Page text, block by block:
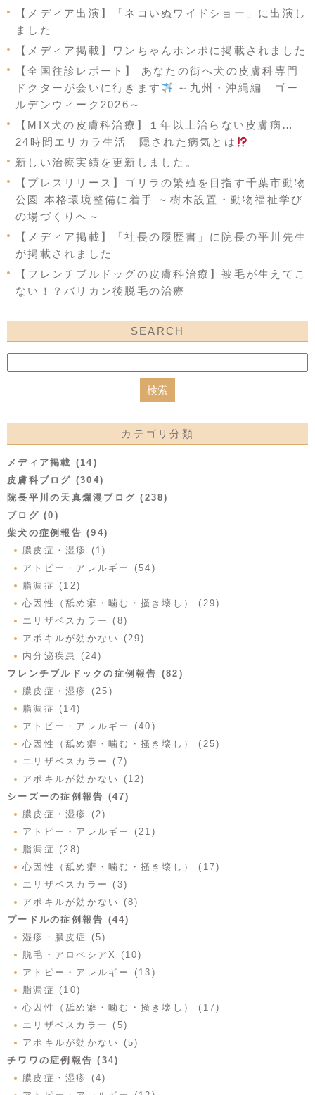
【メディア出演】「ネコいぬワイドショー」に出演し
ました
【メディア掲載】ワンちゃんホンポに掲載されました
【全国往診レポート】 あなたの街へ犬の皮膚科専門
ドクターが会いに行きます
～九州・沖縄編 ゴー
ルデンウィーク2026～
【MIX犬の皮膚科治療】１年以上治らない皮膚病…
24時間エリカラ生活 隠された病気とは
新しい治療実績を更新しました。
【プレスリリース】ゴリラの繁殖を目指す千葉市動物
公園 本格環境整備に着手 ～樹木設置・動物福祉学び
の場づくりへ～
【メディア掲載】「社長の履歴書」に院長の平川先生
が掲載されました
【フレンチブルドッグの皮膚科治療】被毛が生えてこ
ない！？バリカン後脱毛の治療
SEARCH
カテゴリ分類
メディア掲載 (14)
皮膚科ブログ (304)
院長平川の天真爛漫ブログ (238)
ブログ (0)
柴犬の症例報告 (94)
膿皮症・湿疹 (1)
アトピー・アレルギー (54)
脂漏症 (12)
心因性（舐め癖・噛む・掻き壊し） (29)
エリザベスカラー (8)
アポキルが効かない (29)
内分泌疾患 (24)
フレンチブルドックの症例報告 (82)
膿皮症・湿疹 (25)
脂漏症 (14)
アトピー・アレルギー (40)
心因性（舐め癖・噛む・掻き壊し） (25)
エリザベスカラー (7)
アポキルが効かない (12)
シーズーの症例報告 (47)
膿皮症・湿疹 (2)
アトピー・アレルギー (21)
脂漏症 (28)
心因性（舐め癖・噛む・掻き壊し） (17)
エリザベスカラー (3)
アポキルが効かない (8)
プードルの症例報告 (44)
湿疹・膿皮症 (5)
脱毛・アロペシアX (10)
アトピー・アレルギー (13)
脂漏症 (10)
心因性（舐め癖・噛む・掻き壊し） (17)
エリザベスカラー (5)
アポキルが効かない (5)
チワワの症例報告 (34)
膿皮症・湿疹 (4)